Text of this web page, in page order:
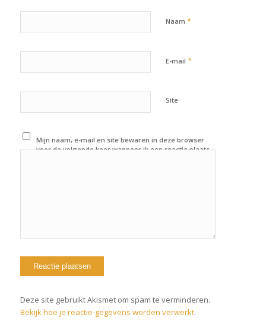
Naam *
E-mail *
Site
Mijn naam, e-mail en site bewaren in deze browser
voor de volgende keer wanneer ik een reactie plaats.
Deze site gebruikt Akismet om spam te verminderen.
Bekijk hoe je reactie-gegevens worden verwerkt.